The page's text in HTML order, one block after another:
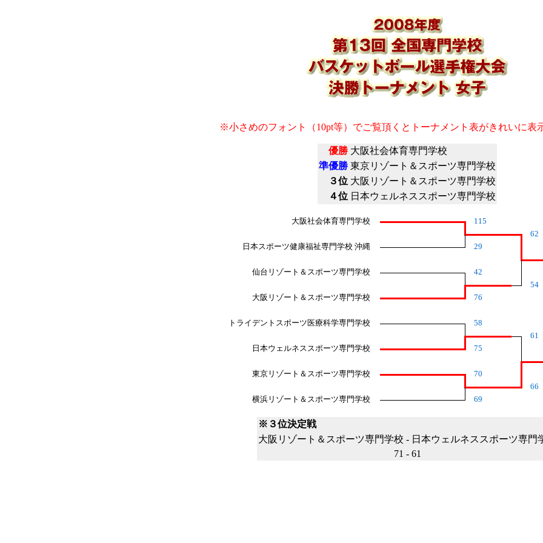
※小さめのフォント（10pt等）でご覧頂くとトーナメント表がきれいに表
優勝 大阪社会体育専門学校
準優勝 東京リゾート＆スポーツ専門学校
３位 大阪リゾート＆スポーツ専門学校
４位 日本ウェルネススポーツ専門学校
大阪社会体育専門学校
115
62
日本スポーツ健康福祉専門学校 沖縄
29
仙台リゾート＆スポーツ専門学校
42
54
大阪リゾート＆スポーツ専門学校
76
トライデントスポーツ医療科学専門学校
58
61
日本ウェルネススポーツ専門学校
75
東京リゾート＆スポーツ専門学校
70
66
横浜リゾート＆スポーツ専門学校
69
※３位決定戦
大阪リゾート＆スポーツ専門学校 - 日本ウェルネススポーツ専門
71 - 61